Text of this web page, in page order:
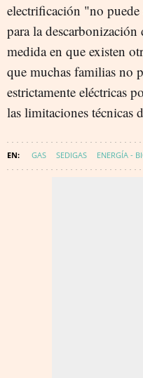
electrificación "no
para la
medida en que existen
que muchas familias no
estrictamente eléctricas
las limitaciones técnicas
GAS SEDIGAS ENERGÍA -